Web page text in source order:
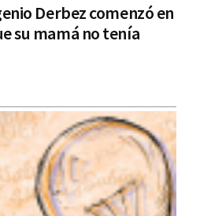
Derbez comenzó en
su mamá no tenía